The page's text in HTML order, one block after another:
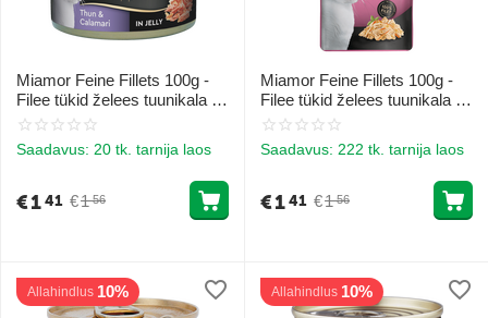
Miamor Feine Fillets 100g -
Filee tükid želees tuunikala ja
kalmaariga
Saadavus: 20 tk. tarnija laos
€1 56
€141
Miamor Feine Fillets 100g -
Filee tükid želees tuunikala ja
krabidega
Saadavus: 222 tk. tarnija laos
€1 56
€141
Allahindlus 10% Allahindlus 10%